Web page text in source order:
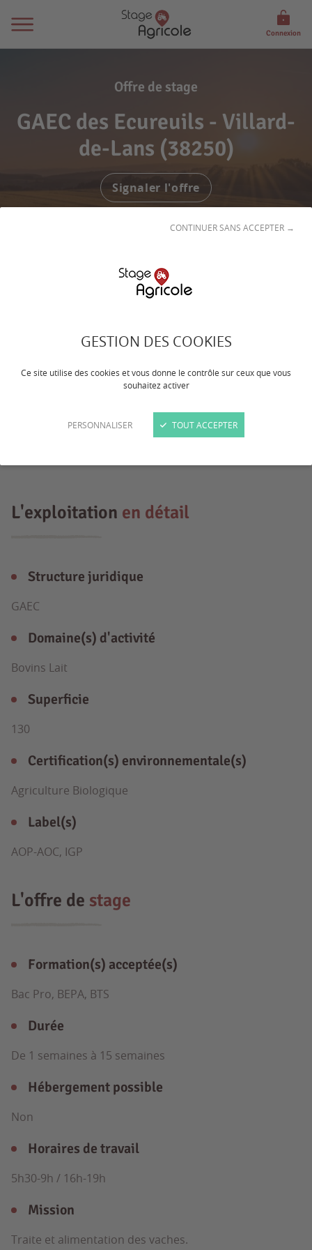
GESTION DES COOKIES
Ce site utilise des cookies et vous donne le contrôle sur ceux que vous
souhaitez activer
PERSONNALISER
CONTINUER SANS ACCEPTER →
TOUT ACCEPTER
Connexion
Offre de stage
GAEC des Ecureuils - Villard-
de-Lans (38250)
Signaler l'offre
d'altitude. 50 VL races Montbéliardes,
Abondances et Villardes. Agriculture
IGP Saint Marcellin. Livraison en
L'exploitation en détail
Structure juridique
GAEC
Domaine(s) d'activité
Bovins Lait
Superficie
130
Certification(s) environnementale(s)
Agriculture Biologique
Label(s)
AOP-AOC, IGP
L'offre de stage
Formation(s) acceptée(s)
Bac Pro, BEPA, BTS
Durée
De 1 semaines à 15 semaines
Hébergement possible
Non
Horaires de travail
5h30-9h / 16h-19h
Mission
Traite et alimentation des vaches.